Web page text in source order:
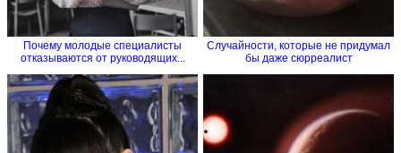
Почему молодые специалисты
отказываются от руководящих...
Случайности, которые не придумал
бы даже сюрреалист